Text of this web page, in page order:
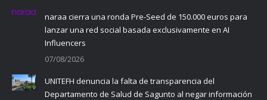
naraa cierra una ronda Pre-Seed de 150.000 euros para
lanzar una red social basada exclusivamente en AI
Influencers
07/08/2026
UNITEFH denuncia la falta de transparencia del
Departamento de Salud de Sagunto al negar información